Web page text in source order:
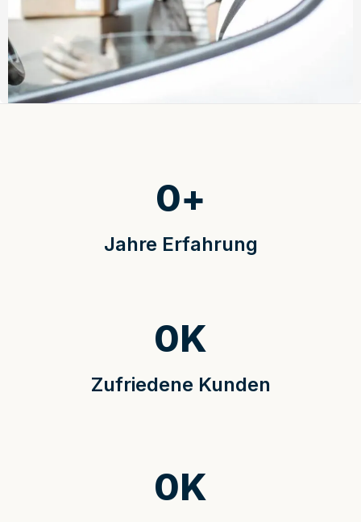
Jahre Erfahrung
0+
Zufriedene Kunden
0K
0K